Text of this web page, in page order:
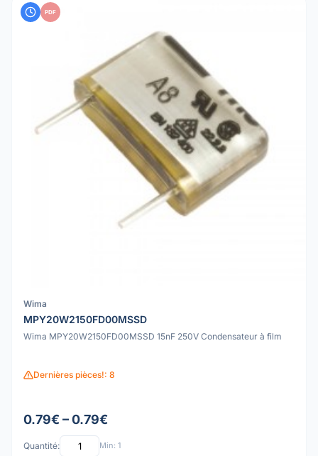
PDF
Wima
MPY20W2150FD00MSSD
Wima MPY20W2150FD00MSSD 15nF 250V Condensateur à film
Dernières pièces!: 8
0.79€ – 0.79€
Quantité: Min: 1